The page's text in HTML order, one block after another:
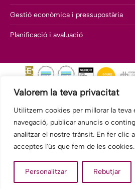
Valorem la teva privacitat
Utilitzem cookies per millorar la teva
navegació, publicar anuncis o
analitzar el nostre trànsit. En fer clic
acceptes l'ús que fem de les cookies.
Personalitzar Rebutjar
Gestió econòmica i pressupostària
Planificació i avaluació
© 2026 Fundació Hospitalàries Sant
Tots els drets
legal